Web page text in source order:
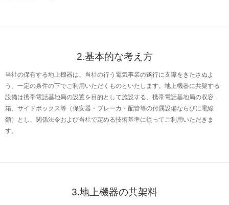
2.基本的な考え方
当社の保有する地上機器は、当社の行う電気事業の遂行に支障をきたさぬよ
う、一定の条件の下でご利用いただくものといたします。地上機器に共架する
設備は携帯電話基地局の設置を目的として施設する、携帯電話基地局の収容
箱、サイドボックス等（保安器・ブレーカ・配管等の付属設備ならびに電線
類）とし、関係法令および当社で定める技術基準に従ってご利用いただきま
す。
3.地上機器の共架料